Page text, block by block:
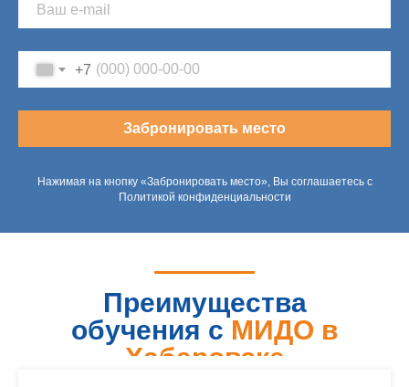
+7
Забронировать место
Нажимая на кнопку «Забронировать место», Вы соглашаетесь с
Политикой конфиденциальности
Преимущества
обучения с МИДО в
Хабаровске